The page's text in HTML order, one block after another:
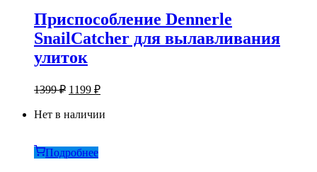
Приспособление Dennerle
SnailCatcher для вылавливания
улиток
1399₽ Первоначальная
составляла
1199 ₽Текущая
1199 ₽.
Нет в наличии
Подробнее